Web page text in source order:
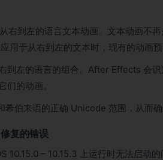
右到左的语言文本动画。文本动画不
用于从右到左的文本时，现有的动画预
到左的语言的组合。After Effects 会
们的动画。
希伯来语的正确 Unicode 范围，从而
复的错误
– 10.15.3 上运行时无法启动的